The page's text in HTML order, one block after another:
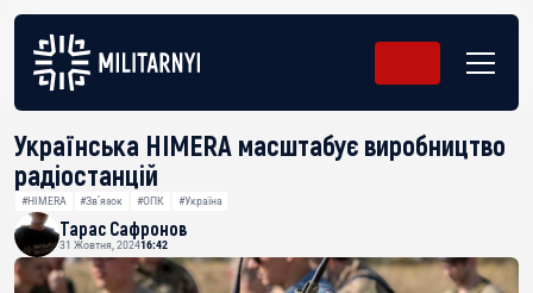
Українська HIMERA масштабує виробництво
радіостанцій
#HIMERA #Звʼязок #ОПК #Україна
Тарас Сафронов
31 Жовтня, 202416:42